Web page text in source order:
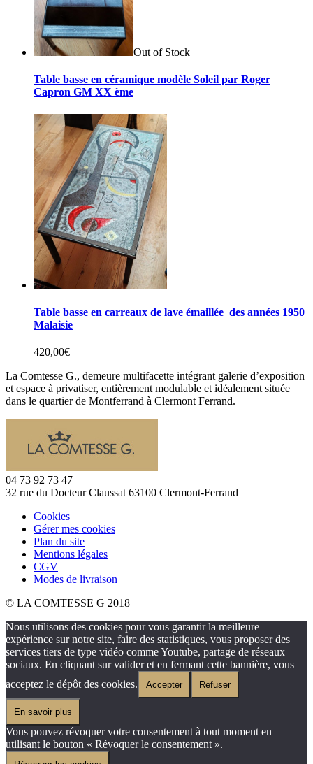
Out of Stock
Table basse en céramique modèle Soleil par Roger
Capron GM XX ème
Table basse en carreaux de lave émaillée des années 1950
Malaisie
420,00€
La Comtesse G., demeure multifacette intégrant galerie d’exposition
et espace à privatiser, entièrement modulable et idéalement située
dans le quartier de Montferrand à Clermont Ferrand.
04 73 92 73 47
32 rue du Docteur Claussat 63100 Clermont-Ferrand
Cookies
Gérer mes cookies
Plan du site
Mentions légales
CGV
Modes de livraison
© LA COMTESSE G 2018
Nous utilisons des cookies pour vous garantir la meilleure
expérience sur notre site, faire des statistiques, vous proposer des
services tiers de type vidéo comme Youtube, partage de réseaux
sociaux. En cliquant sur valider et en fermant cette bannière, vous
acceptez le dépôt des cookies.
Accepter Refuser
En savoir plus
Vous pouvez révoquer votre consentement à tout moment en
utilisant le bouton « Révoquer le consentement ».